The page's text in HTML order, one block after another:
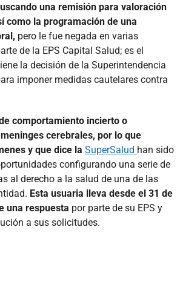
una remisión para valoración
como la programación de una
pero le fue negada en varias
de la EPS Capital Salud; es el
la decisión de la Superintendencia
imponer medidas cautelares contra
comportamiento incierto o
cerebrales, por lo que
y que dice la SuperSalud han sido
configurando una serie de
al derecho a la salud de una de las
Esta usuaria lleva desde el 31 de
una respuesta por parte de su EPS y
a sus solicitudes.